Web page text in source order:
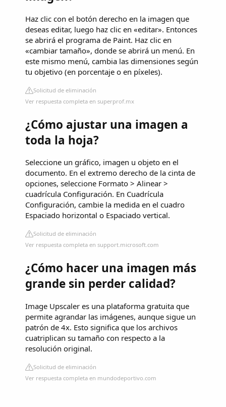
Haz clic con el botón derecho en la imagen que
deseas editar, luego haz clic en «editar». Entonces
se abrirá el programa de Paint. Haz clic en
«cambiar tamaño», donde se abrirá un menú. En
este mismo menú, cambia las dimensiones según
tu objetivo (en porcentaje o en píxeles).
Solicitud de eliminación
Ver respuesta completa en superprof.mx
¿Cómo ajustar una imagen a
toda la hoja?
Seleccione un gráfico, imagen u objeto en el
documento. En el extremo derecho de la cinta de
opciones, seleccione Formato > Alinear >
cuadrícula Configuración. En Cuadrícula
Configuración, cambie la medida en el cuadro
Espaciado horizontal o Espaciado vertical.
Solicitud de eliminación
Ver respuesta completa en support.microsoft.com
¿Cómo hacer una imagen más
grande sin perder calidad?
Image Upscaler es una plataforma gratuita que
permite agrandar las imágenes, aunque sigue un
patrón de 4x. Esto significa que los archivos
cuatriplican su tamaño con respecto a la
resolución original.
Solicitud de eliminación
Ver respuesta completa en mundodeportivo.com